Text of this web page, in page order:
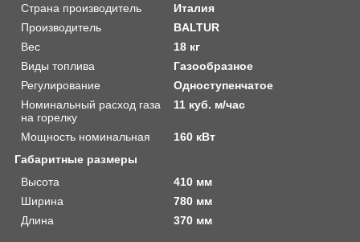
Страна производитель
Италия
Производитель
BALTUR
Вес
18 кг
Виды топлива
Газообразное
Регулирование
Одноступенчатое
Номинальный расход газа
на горелку
11 куб. м/час
Мощность номинальная
160 кВт
Габаритные размеры
Высота
410 мм
Ширина
780 мм
Длина
370 мм